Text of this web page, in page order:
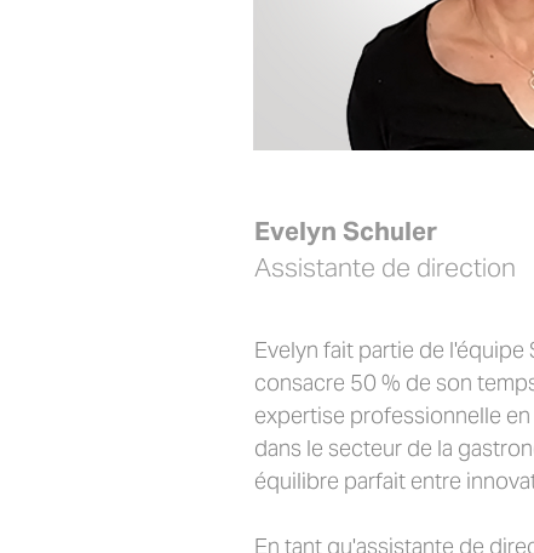
Evelyn Schuler
Assistante de direction
Evelyn fait partie de
consacre 50 % de son
expertise professionnelle
dans le secteur de la
équilibre parfait entre
En tant qu'assistante de